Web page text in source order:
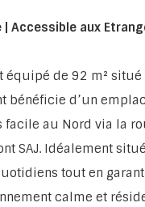
| Accessible aux
de 92 m²
bénéficie d’un
au Nord via la
SAJ. Idéalement
tout en
calme et